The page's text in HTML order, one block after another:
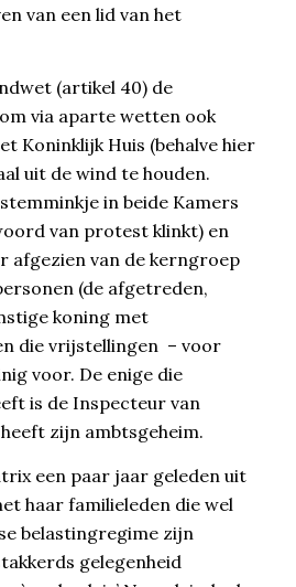
van een lid van het
(artikel 40) de
via aparte wetten ook
Koninklijk Huis (behalve hier
uit de wind te houden.
in beide Kamers
van protest klinkt) en
afgezien van de kerngroep
(de afgetreden,
koning met
die vrijstellingen – voor
voor. De enige die
is de Inspecteur van
zijn ambtsgeheim.
een paar jaar geleden uit
haar familieleden die wel
belastingregime zijn
gelegenheid